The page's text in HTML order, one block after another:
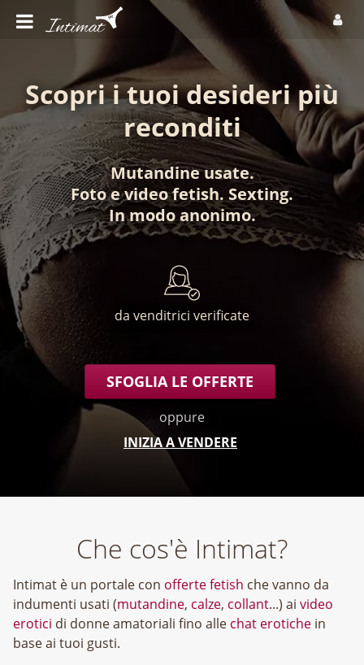
Scopri i tuoi desideri più
reconditi
Mutandine usate.
Fotoevideo fetish. Sexting.
In modo anonimo.
da venditrici verificate
SFOGLIA LE OFFERTE
oppure
INIZIA A VENDERE
Che cos'è Intimat?
Intimat è un portale con offerte fetish che vanno da
indumenti usati (mutandine, calze, collant...) ai video
erotici di donne amatoriali fino alle chat erotiche in
base ai tuoi gusti.